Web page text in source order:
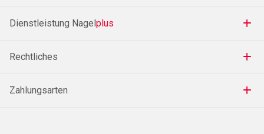
Dienstleistung Nagelplus
Rechtliches
Zahlungsarten